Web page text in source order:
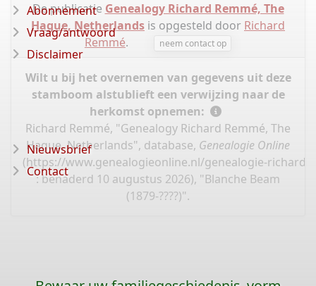
De publicatie Genealogy Richard Remmé, The
Hague, Netherlands is opgesteld door Richard
Remmé. neem contact op
Wilt u bij het overnemen van gegevens uit deze
stamboom alstublieft een verwijzing naar de
herkomst opnemen:
Richard Remmé, "Genealogy Richard Remmé, The
Hague, Netherlands", database, Genealogie Online
(https://www.genealogieonline.nl/genealogie-richard-
: benaderd 10 augustus 2026), "Blanche Beam
(1879-????)".
Abonnement
Vraag/antwoord
Disclaimer
Nieuwsbrief
Contact